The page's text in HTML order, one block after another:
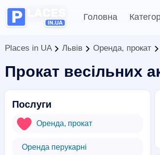
Головна
Places in UA Львів Оренда, прокат
Прокат весільних
Послуги
Оренда, прокат
Оренда перукарні